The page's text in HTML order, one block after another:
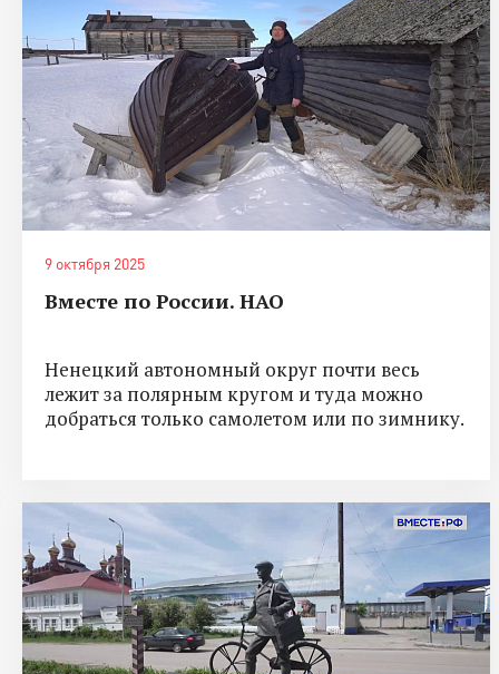
9 октября 2025
Вместе по России. НАО
Ненецкий автономный округ почти весь
лежит за полярным кругом и туда можно
добраться только самолетом или по зимнику.